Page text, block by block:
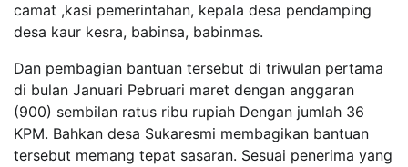
camat ,kasi pemerintahan, kepala desa pendamping
desa kaur kesra, babinsa, babinmas.
Dan pembagian bantuan tersebut di triwulan pertama
di bulan Januari Pebruari maret dengan anggaran
(900) sembilan ratus ribu rupiah Dengan jumlah 36
KPM. Bahkan desa Sukaresmi membagikan bantuan
tersebut memang tepat sasaran. Sesuai penerima yang